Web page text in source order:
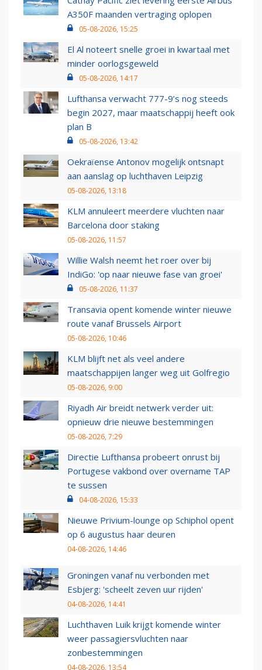
A350F maanden vertraging oplopen
05-08-2026, 15:25
El Al noteert snelle groei in kwartaal met
minder oorlogsgeweld
05-08-2026, 14:17
Lufthansa verwacht 777-9’s nog steeds
begin 2027, maar maatschappij heeft ook
plan B
05-08-2026, 13:42
Oekraïense Antonov mogelijk ontsnapt
aan aanslag op luchthaven Leipzig
05-08-2026, 13:18
KLM annuleert meerdere vluchten naar
Barcelona door staking
05-08-2026, 11:57
Willie Walsh neemt het roer over bij
IndiGo: 'op naar nieuwe fase van groei'
05-08-2026, 11:37
Transavia opent komende winter nieuwe
route vanaf Brussels Airport
05-08-2026, 10:46
KLM blijft net als veel andere
maatschappijen langer weg uit Golfregio
05-08-2026, 9:00
Riyadh Air breidt netwerk verder uit:
opnieuw drie nieuwe bestemmingen
05-08-2026, 7:29
Directie Lufthansa probeert onrust bij
Portugese vakbond over overname TAP
te sussen
04-08-2026, 15:33
Nieuwe Privium-lounge op Schiphol opent
op 6 augustus haar deuren
04-08-2026, 14:46
Groningen vanaf nu verbonden met
Esbjerg: 'scheelt zeven uur rijden'
04-08-2026, 14:41
Luchthaven Luik krijgt komende winter
weer passagiersvluchten naar
zonbestemmingen
04-08-2026, 13:54